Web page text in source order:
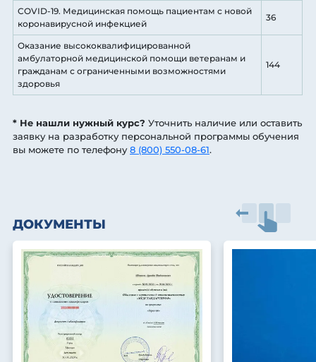
COVID-19. Медицинская помощь пациентам с новой
коронавирусной инфекцией
36
Оказание высококвалифицированной
амбулаторной медицинской помощи ветеранам и
гражданам с ограниченными возможностями
здоровья
144
* Не нашли нужный курс? Уточнить наличие или оставить
заявку на разработку персональной программы обучения
вы можете по телефону8 (800) 550-08-61.
ДОКУМЕНТЫ